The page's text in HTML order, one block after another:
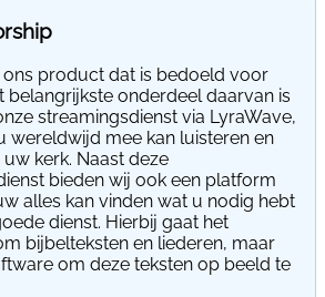
ons product dat is bedoeld voor
belangrijkste onderdeel daarvan is
streamingsdienst via LyraWave,
wereldwijd mee kan luisteren en
uw kerk. Naast deze
bieden wij ook een platform
alles kan vinden wat u nodig hebt
dienst. Hierbij gaat het
bijbelteksten en liederen, maar
om deze teksten op beeld te